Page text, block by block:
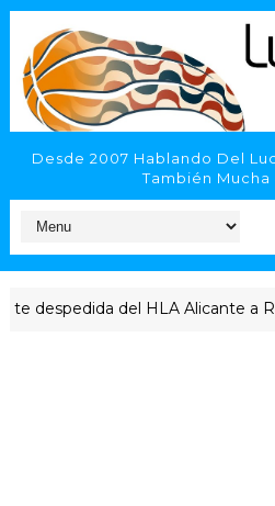
Desde 2007 Hablando Del
También Mucha
del HLA Alicante a